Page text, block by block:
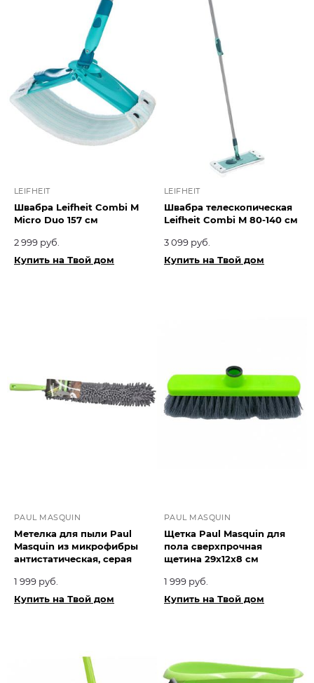
LEIFHEIT
Швабра Leifheit Combi M
Micro Duo 157 см
2 999 руб.
Купить на Твой дом
LEIFHEIT
Швабра телескопическая
Leifheit Combi M 80-140 см
3 099 руб.
Купить на Твой дом
PAUL MASQUIN
Метелка для пыли Paul
Masquin из микрофибры
антистатическая, серая
1 999 руб.
Купить на Твой дом
PAUL MASQUIN
Щетка Paul Masquin для
пола сверхпрочная
щетина 29х12х8 см
1 999 руб.
Купить на Твой дом